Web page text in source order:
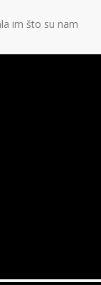
im što su nam